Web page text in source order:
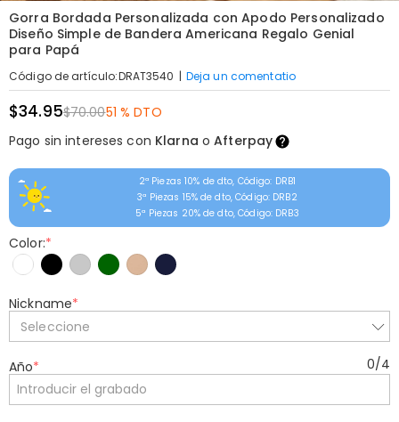
Gorra Bordada Personalizada con Apodo Personalizado
Diseño Simple de Bandera Americana Regalo Genial
para Papá
Código de artículo:DRAT3540 | Deja un comentatio
$34.95$70.0051 % DTO
Pago sin intereses con Klarna oAfterpay
2ª Piezas 10% de dto, Código: DRB1
3ª Piezas 15% de dto, Código: DRB2
5ª Piezas 20% de dto, Código: DRB3
Color:*
Nickname*
Seleccione
Año* 0/4